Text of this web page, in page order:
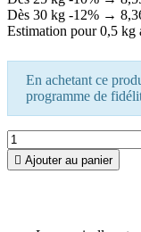
Dès 30 kg -12% →
Estimation pour 0,5 kg
En achetant ce
programme de
 Ajouter au panier